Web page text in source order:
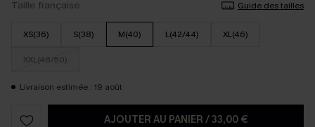
Taille française Guide des tailles
XS(36) S(38) M(40) L(42/44) XL(46)
XXL(48/50)
Livraison estimée : 19 août
AJOUTER AU PANIER /33,00 €